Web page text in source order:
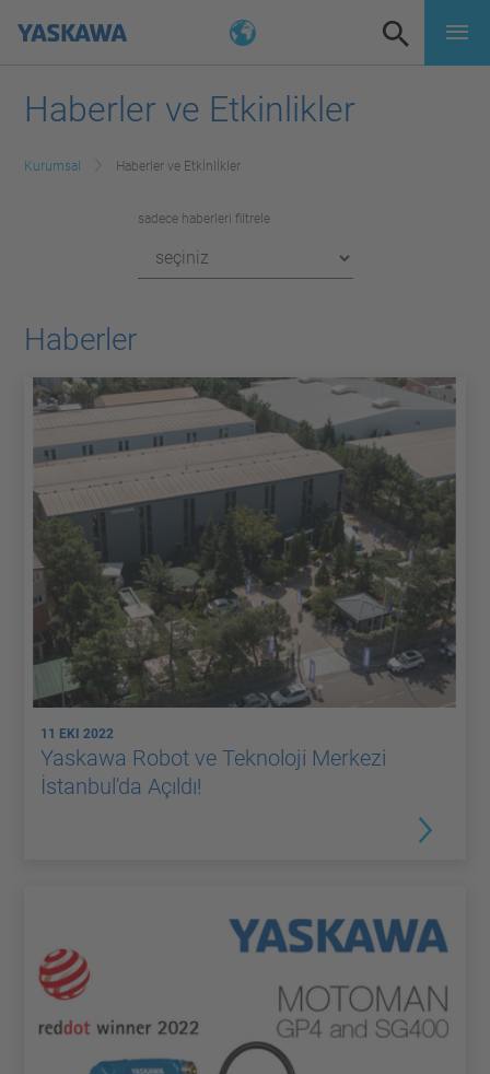
Haberler ve Etkinlikler
Kurumsal Haberler ve Etkİnlİkler
sadece haberleri filtrele
Haberler
11 EKI 2022
Yaskawa Robot ve Teknoloji Merkezi
İstanbul'da Açıldı!